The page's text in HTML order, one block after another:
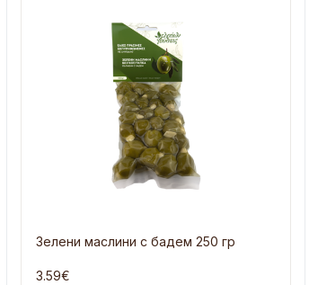
Зелени маслини с бадем 250 гр
3.59€